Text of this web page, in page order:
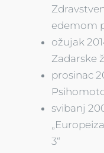
edemom
ožujak
Zadarske
prosinac
svibanj
3“